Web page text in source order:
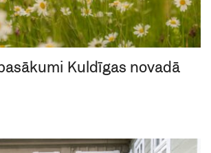
Kuldīgas novadā